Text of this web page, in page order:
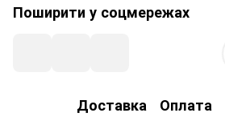
Поширити у соцмережах
Доставка Оплата